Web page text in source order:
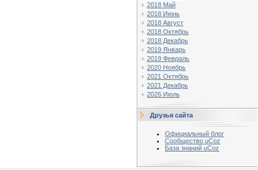
2018 Май
2018 Июнь
2018 Август
2018 Октябрь
2018 Декабрь
2019 Январь
2019 Февраль
2020 Ноябрь
2021 Октябрь
2021 Декабрь
2026 Июль
Друзья сайта
Официальный блог
Сообщество uCoz
База знаний uCoz